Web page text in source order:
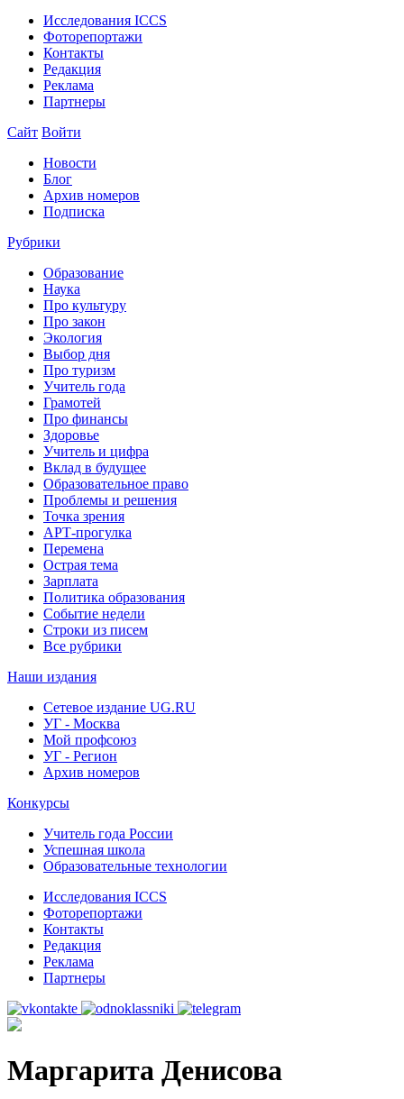
Исследования ICCS
Фоторепортажи
Контакты
Редакция
Реклама
Партнеры
Сайт Войти
Новости
Блог
Архив номеров
Подписка
Рубрики
Образование
Наука
Про культуру
Про закон
Экология
Выбор дня
Про туризм
Учитель года
Грамотей
Про финансы
Здоровье
Учитель и цифра
Вклад в будущее
Образовательное право
Проблемы и решения
Точка зрения
АРТ-прогулка
Перемена
Острая тема
Зарплата
Политика образования
Событие недели
Строки из писем
Все рубрики
Наши издания
Сетевое издание UG.RU
УГ - Москва
Мой профсоюз
УГ - Регион
Архив номеров
Конкурсы
Учитель года России
Успешная школа
Образовательные технологии
Исследования ICCS
Фоторепортажи
Контакты
Редакция
Реклама
Партнеры
Маргарита Денисова